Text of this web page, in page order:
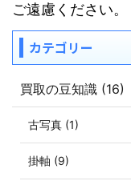
ご遠慮ください。
カテゴリー
買取の豆知識 (16)
古写真 (1)
掛軸 (9)